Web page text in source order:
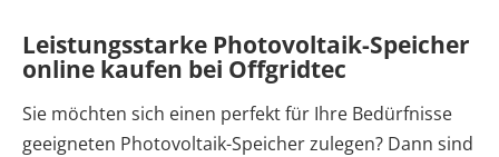
Leistungsstarke Photovoltaik-Speicher
online kaufen bei Offgridtec
Sie möchten sich einen perfekt für Ihre Bedürfnisse
geeigneten Photovoltaik-Speicher zulegen? Dann sind